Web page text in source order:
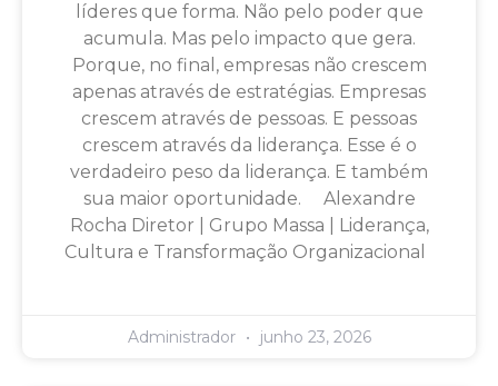
líderes que forma. Não pelo poder que
acumula. Mas pelo impacto que gera.
Porque, no final, empresas não crescem
apenas através de estratégias. Empresas
crescem através de pessoas. E pessoas
crescem através da liderança. Esse é o
verdadeiro peso da liderança. E também
sua maior oportunidade. Alexandre
Rocha Diretor | Grupo Massa | Liderança,
Cultura e Transformação Organizacional
Administrador junho 23, 2026